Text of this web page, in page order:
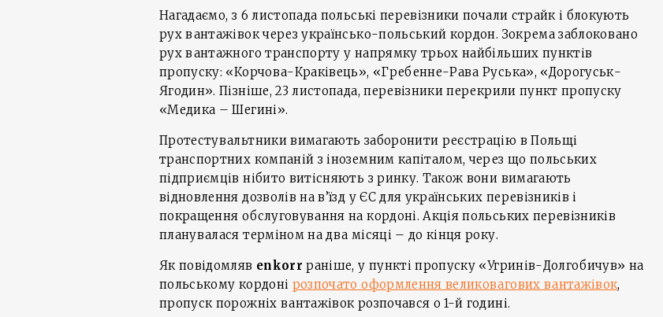
Нагадаємо, з 6 листопада польські перевізники почали страйк і блокують
рух вантажівок через українсько-польський кордон. Зокрема заблоковано
рух вантажного транспорту у напрямку трьох найбільших пунктів
пропуску: «Корчова-Краківець», «Гребенне-Рава Руська», «Дорогуськ-
Ягодин». Пізніше, 23 листопада, перевізники перекрили пункт пропуску
«Медика – Шегині».
Протестувальтники вимагають заборонити реєстрацію в Польщі
транспортних компаній з іноземним капіталом, через що польських
підприємців нібито витісняють з ринку. Також вони вимагають
відновлення дозволів на в’їзд у ЄС для українських перевізників і
покращення обслуговування на кордоні. Акція польських перевізників
планувалася терміном на два місяці – до кінця року.
Як повідомляв enkorr раніше, у пункті пропуску «Угринів-Долгобичув» на
польському кордоні розпочато оформлення великовагових вантажівок,
пропуск порожніх вантажівок розпочався о 1-й годині.